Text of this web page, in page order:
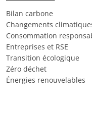
Bilan carbone
Changements
Consommation
Entreprises et RSE
Transition écologique
Zéro déchet
Énergies renouvelables